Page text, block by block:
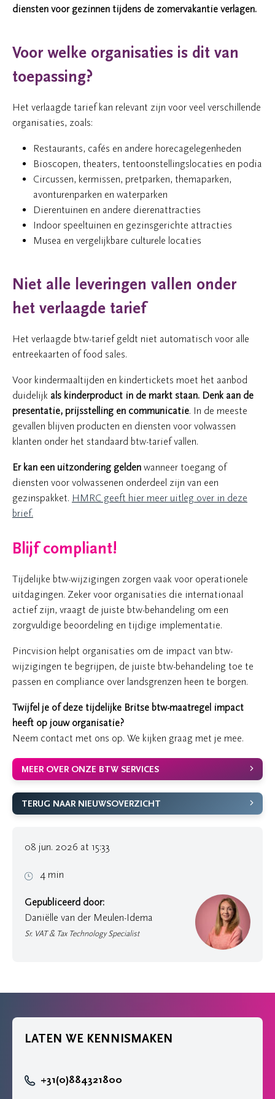
diensten voor gezinnen tijdens de zomervakantie verlagen.
Voor welke organisaties is dit van
toepassing?
Het verlaagde tarief kan relevant zijn voor veel verschillende
organisaties, zoals:
Restaurants, cafés en andere horecagelegenheden
Bioscopen, theaters, tentoonstellingslocaties en podia
Circussen, kermissen, pretparken, themaparken,
avonturenparken en waterparken
Dierentuinen en andere dierenattracties
Indoor speeltuinen en gezinsgerichte attracties
Musea en vergelijkbare culturele locaties
Niet alle leveringen vallen onder
het verlaagde tarief
Het verlaagde btw-tarief geldt niet automatisch voor alle
entreekaarten of food sales.
Voor kindermaaltijden en kindertickets moet het aanbod
duidelijk als kinderproduct in de markt staan. Denk aan de
presentatie, prijsstelling en communicatie. In de meeste
gevallen blijven producten en diensten voor volwassen
klanten onder het standaard btw-tarief vallen.
Er kan een uitzondering gelden wanneer toegang of
diensten voor volwassenen onderdeel zijn van een
gezinspakket. HMRC geeft hier meer uitleg over in deze
brief.
Blijf compliant!
Tijdelijke btw-wijzigingen zorgen vaak voor operationele
uitdagingen. Zeker voor organisaties die internationaal
actief zijn, vraagt de juiste btw-behandeling om een
zorgvuldige beoordeling en tijdige implementatie.
Pincvision helpt organisaties om de impact van btw-
wijzigingen te begrijpen, de juiste btw-behandeling toe te
passen en compliance over landsgrenzen heen te borgen.
Twijfel je of deze tijdelijke Britse btw-maatregel impact
heeft op jouw organisatie?
Neem contact met ons op. We kijken graag met je mee.
08 jun. 2026 at 15:33
4 min
Gepubliceerd door:
Daniëlle van der Meulen-Idema
Sr. VAT & Tax Technology Specialist
MEER OVER ONZE BTW SERVICES
TERUG NAAR NIEUWSOVERZICHT
LATEN WE KENNISMAKEN
+31(0)884321800